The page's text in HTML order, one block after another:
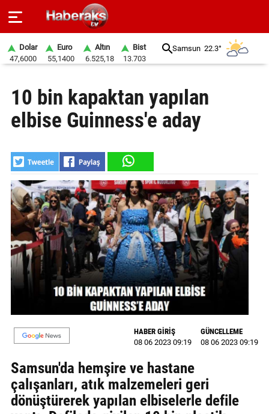
SPOR
YAŞAM
EKONOMİ
BELEDİYELER
SAĞLIK
SİYASET
EĞİTİM
GALERİ
VİDEO
YAZARLAR
ULAŞIN
Künye
Dolar
47,6000
Euro
55,1400
Altın
6.525,18
Bist
13.703
Samsun 22.3°
10 bin kapaktan yapılan
elbise Guinness'e aday
HABER GİRİŞ
08 06 2023 09:19
GÜNCELLEME
08 06 2023 09:19
Samsun'da hemşire ve hastane
çalışanları, atık malzemeleri geri
dönüştürerek yapılan elbiselerle defile